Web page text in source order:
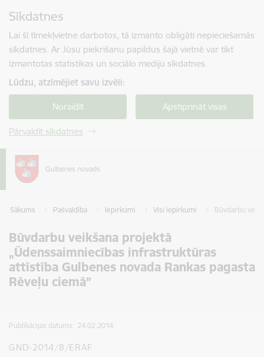
Sīkdatnes
Lai šī tīmekļvietne darbotos, tā izmanto obligāti nepieciešamās
sīkdatnes. Ar Jūsu piekrišanu papildus šajā vietnē var tikt
izmantotas statistikas un sociālo mediju sīkdatnes.
Lūdzu, atzīmējiet savu izvēli:
Noraidīt Apstiprināt visas
Pārvaldīt sīkdatnes
Sākums Pašvaldība Iepirkumi Visi iepirkumi Būvdarbu
Būvdarbu veikšana projektā
„Ūdenssaimniecības infrastruktūras
attīstība Gulbenes novada Rankas pagasta
Rēveļu ciemā”
Publikācijas datums: 24.02.2014.
GND-2014/8/ERAF